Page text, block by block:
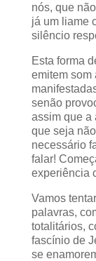
nós, que
já um liame
silêncio
Esta forma
emitem som
senão
assim que a
que seja
necessário
falar!
experiência
Vamos
palavras,
totalitários,
fascínio de
se